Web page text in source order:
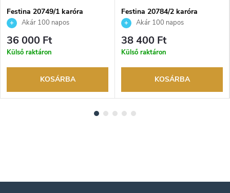
Festina 20749/1 karóra
Akár 100 napos
visszaküldési lehetőség. Hivatalos
márkakereskedő.
36 000 Ft
Külső raktáron
KOSÁRBA
Festina 20784/2 karóra
Akár 100 napos
visszaküldési lehetőség. Hivatalos
márkakereskedő.
38 400 Ft
Külső raktáron
KOSÁRBA